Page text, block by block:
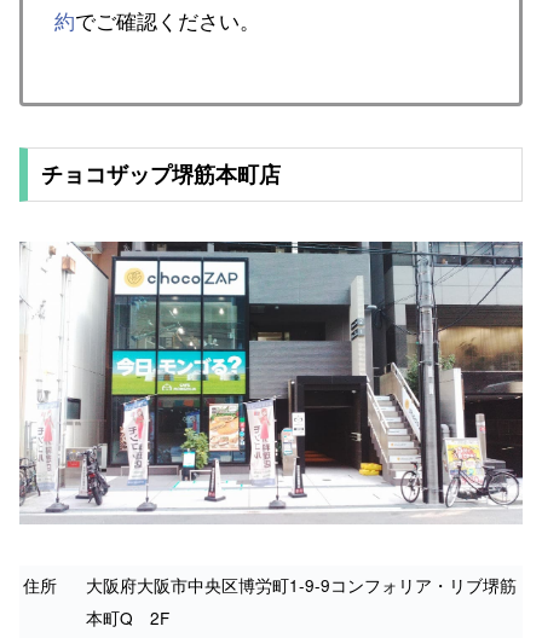
約でご確認ください。
チョコザップ堺筋本町店
住所
大阪府大阪市中央区博労町1-9-9コンフォリア・リブ堺筋
本町Q 2F